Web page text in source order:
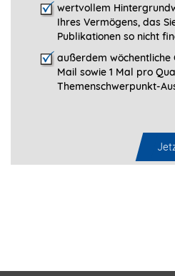
wertvollem
Ihres Vermögens, das
Publikationen so nicht
außerdem
Mail sowie 1 Mal pro
Themenschwerpunkt-­